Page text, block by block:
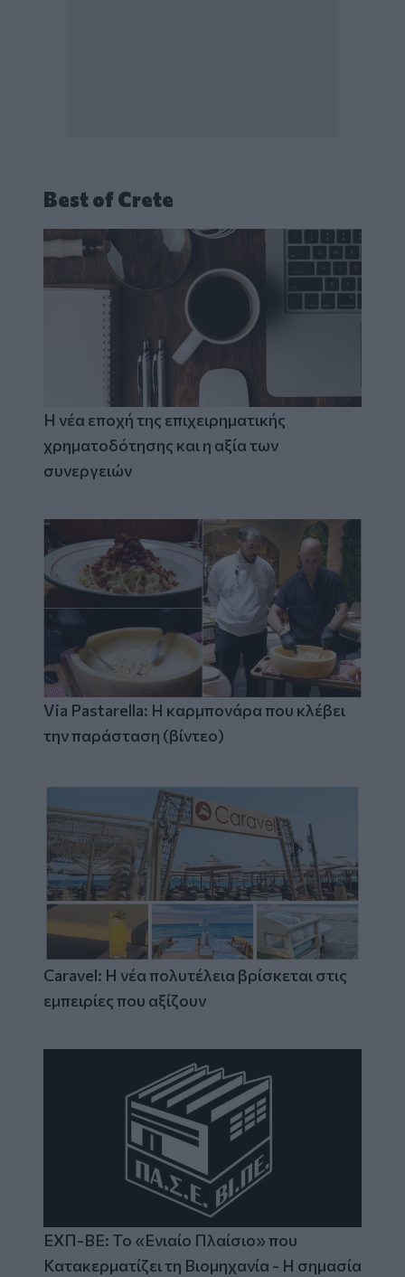
Best of Crete
Η νέα εποχή της επιχειρηματικής
χρηματοδότησης και η αξία των
συνεργειών
Via Pastarella: Η καρμπονάρα που κλέβει
την παράσταση (βίντεο)
Caravel: Η νέα πολυτέλεια βρίσκεται στις
εμπειρίες που αξίζουν
ΕΧΠ-ΒΕ: Το «Ενιαίο Πλαίσιο» που
Κατακερματίζει τη Βιομηχανία - Η σημασία